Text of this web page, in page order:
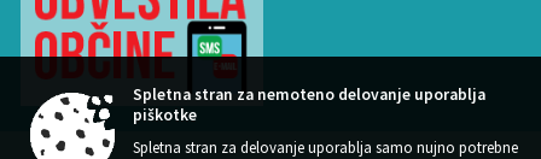
Spletna stran za nemoteno delovanje uporablja
piškotke
Spletna stran za delovanje uporablja samo nujno potrebne